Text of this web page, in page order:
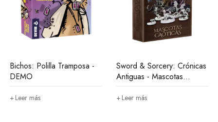
Bichos: Polilla Tramposa -
DEMO
Leer más
Sword & Sorcery: Crónicas
Antiguas - Mascotas
Caóticas
Leer más